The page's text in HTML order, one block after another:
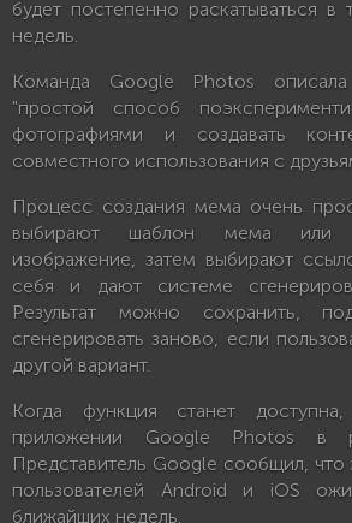
будет постепенно раскатываться в
недель.
Команда Google Photos
"простой способ
фотографиями и создавать
совместного использования с
Процесс создания мема очень
выбирают шаблон мема или
изображение, затем выбирают
себя и дают системе
Результат можно сохранить,
сгенерировать заново, если
другой вариант.
Когда функция станет
приложении Google Photos в
Представитель Google сообщил, что
пользователей Android и iOS
ближайших недель.